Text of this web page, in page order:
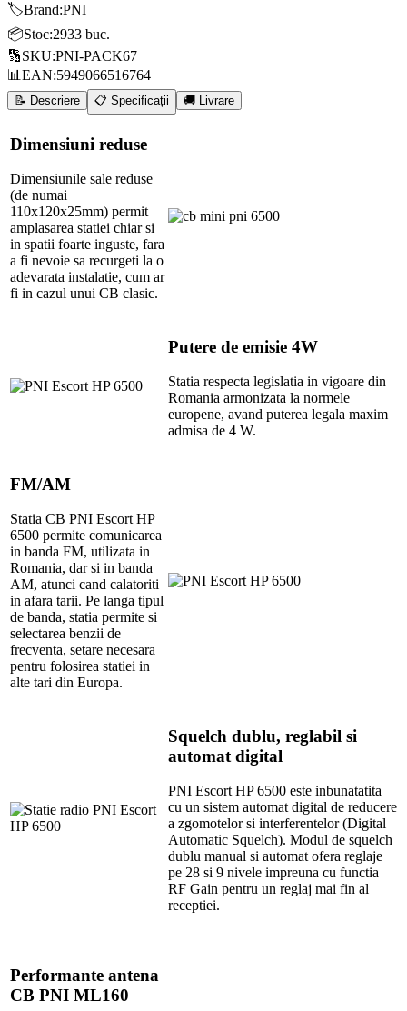
🏷️Brand:PNI
📦Stoc:2933 buc.
🔢SKU:PNI-PACK67
📊 EAN:5949066516764
📝 Descriere 📋 Specificații 🚚 Livrare
Dimensiuni reduse
Dimensiunile sale reduse
(de numai
110x120x25mm) permit
amplasarea statiei chiar si
in spatii foarte inguste, fara
a fi nevoie sa recurgeti la o
adevarata instalatie, cum ar
fi in cazul unui CB clasic.
Putere de emisie 4W
Statia respecta legislatia in vigoare din
Romania armonizata la normele
europene, avand puterea legala maxim
admisa de 4 W.
FM/AM
Statia CB PNI Escort HP
6500 permite comunicarea
in banda FM, utilizata in
Romania, dar si in banda
AM, atunci cand calatoriti
in afara tarii. Pe langa tipul
de banda, statia permite si
selectarea benzii de
frecventa, setare necesara
pentru folosirea statiei in
alte tari din Europa.
Squelch dublu, reglabil si
automat digital
PNI Escort HP 6500 este inbunatatita
cu un sistem automat digital de reducere
a zgomotelor si interferentelor (Digital
Automatic Squelch). Modul de squelch
dublu manual si automat ofera reglaje
pe 28 si 9 nivele impreuna cu functia
RF Gain pentru un reglaj mai fin al
receptiei.
Performante antena
CB PNI ML160